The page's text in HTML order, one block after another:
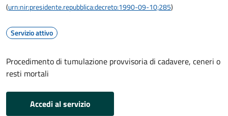
(urn:nir:presidente.repubblica:decreto:1990-09-10;285)
Servizio attivo
Procedimento di tumulazione provvisoria di cadavere, ceneri o
resti mortali
Accedi al servizio